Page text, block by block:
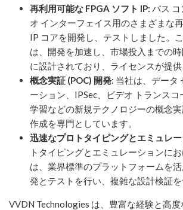
再利用可能な FPGA ソフト IP: バス
オ インターフェイス用のさまざまな
IP コアを開発し、テストしました。
は、開発を加速し、市場投入までの
に設計されており、ライセンスが提供
概念実証 (POC) 開発: 当社は、データ
ーション、IPSec、ビデオ トランス
学習などの新規テクノロジーの概念
作成を専門としています。
迅速なプロトタイピングとエミュレ
トタイピングとエミュレーションに
は、業界標準のプラットフォームを
発とテストを行い、複雑な設計検証を
VVDN Technologies は、豊富な経験と高